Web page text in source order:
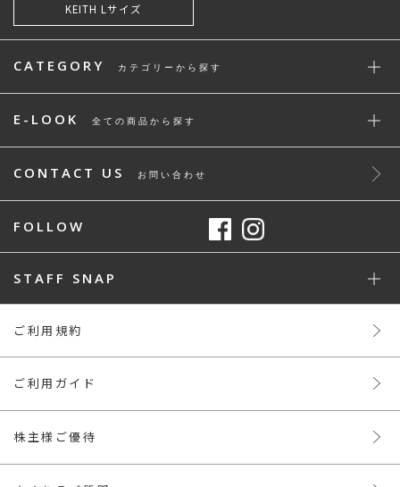
KEITH Lサイズ
CATEGORY カテゴリーから探す
E-LOOK 全ての商品から探す
CONTACT US お問い合わせ
FOLLOW
STAFF SNAP
ご利用規約
ご利用ガイド
株主様ご優待